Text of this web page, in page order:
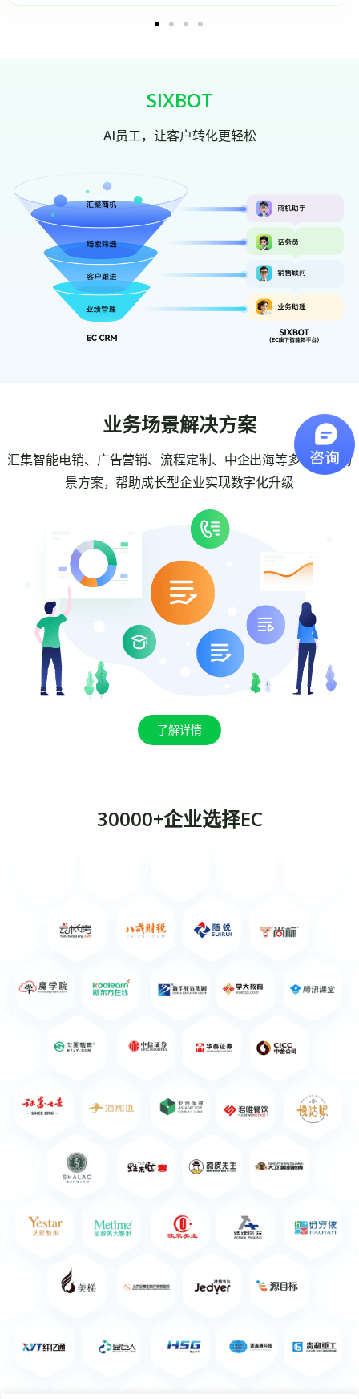
SIXBOT
AI员工，让客户转化更轻松
业务场景解决方案
汇集智能电销、广告营销、流程定制、中企出海等多种业务场
景方案，帮助成长型企业实现数字化升级
了解详情
30000+企业选择EC